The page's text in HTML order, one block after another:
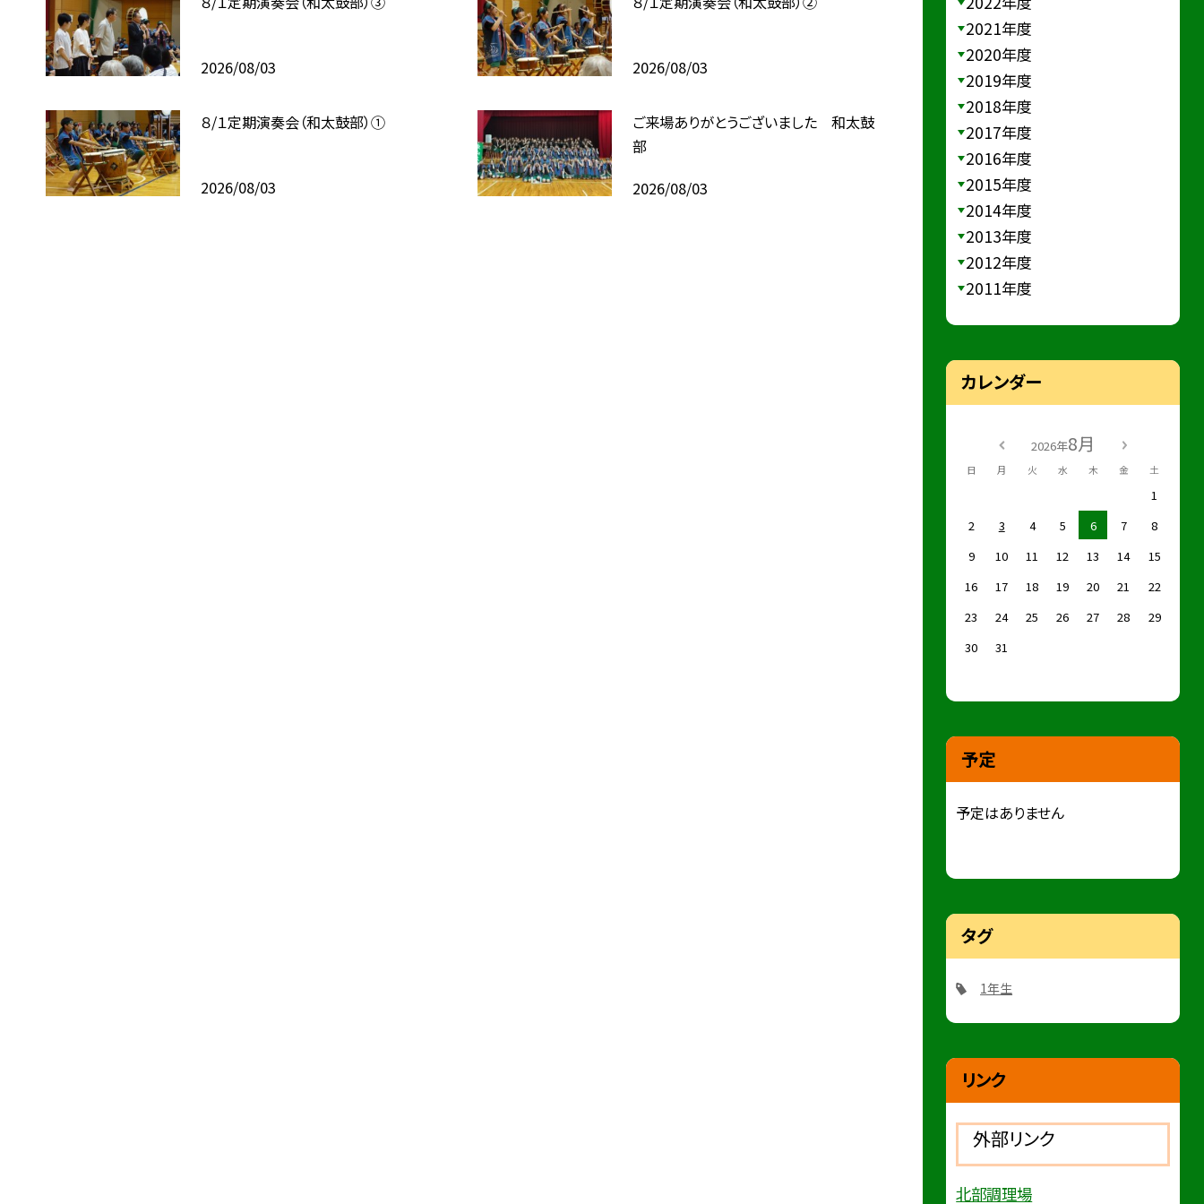
2026/08/03 2026/08/03
８/１定期演奏会（和太鼓部）①
2026/08/03
ご来場ありがとうございました 和太鼓
部
2026/08/03
2021年度
2020年度
2019年度
2018年度
2017年度
2016年度
2015年度
2014年度
2013年度
2012年度
2011年度
カレンダー
2026年8月
日 月 火 水 木 金 土
1
2
3 4 5 6 7
8
9
10 11 12 13 14
15
16
17 18 19 20 21
22
23
24 25 26 27 28
29
30
31
予定
予定はありません
タグ
1年生
リンク
外部リンク
北部調理場